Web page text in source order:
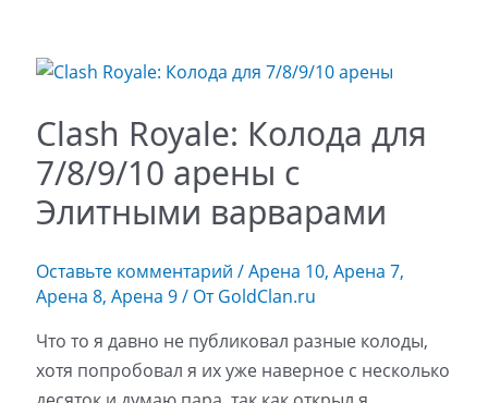
Clash Royale: Колода для
7/8/9/10 арены с
Элитными варварами
Оставьте комментарий /Арена 10, Арена 7,
Арена 8, Арена 9/ От GoldClan.ru
Что то я давно не публиковал разные колоды,
хотя попробовал я их уже наверное с несколько